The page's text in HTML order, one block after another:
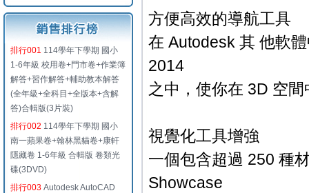
排行001 114學年下學期 國小
1-6年級 校用卷+門市卷+作業簿
解答+習作解答+輔助教本解答
(全年級+全科目+全版本+含解
答)合輯版(3片裝)
排行002 114學年下學期 國小
南一蘋果卷+翰林黑貓卷+康軒
隱藏卷 1-6年級 合輯版 卷類光
碟(3DVD)
排行003 Autodesk AutoCAD
方便高效的導航工具
在 Autodesk 其 他軟
2014
之中，使你在 3D 空
視覺化工具增強
一個包含超過 250 種
Showcase